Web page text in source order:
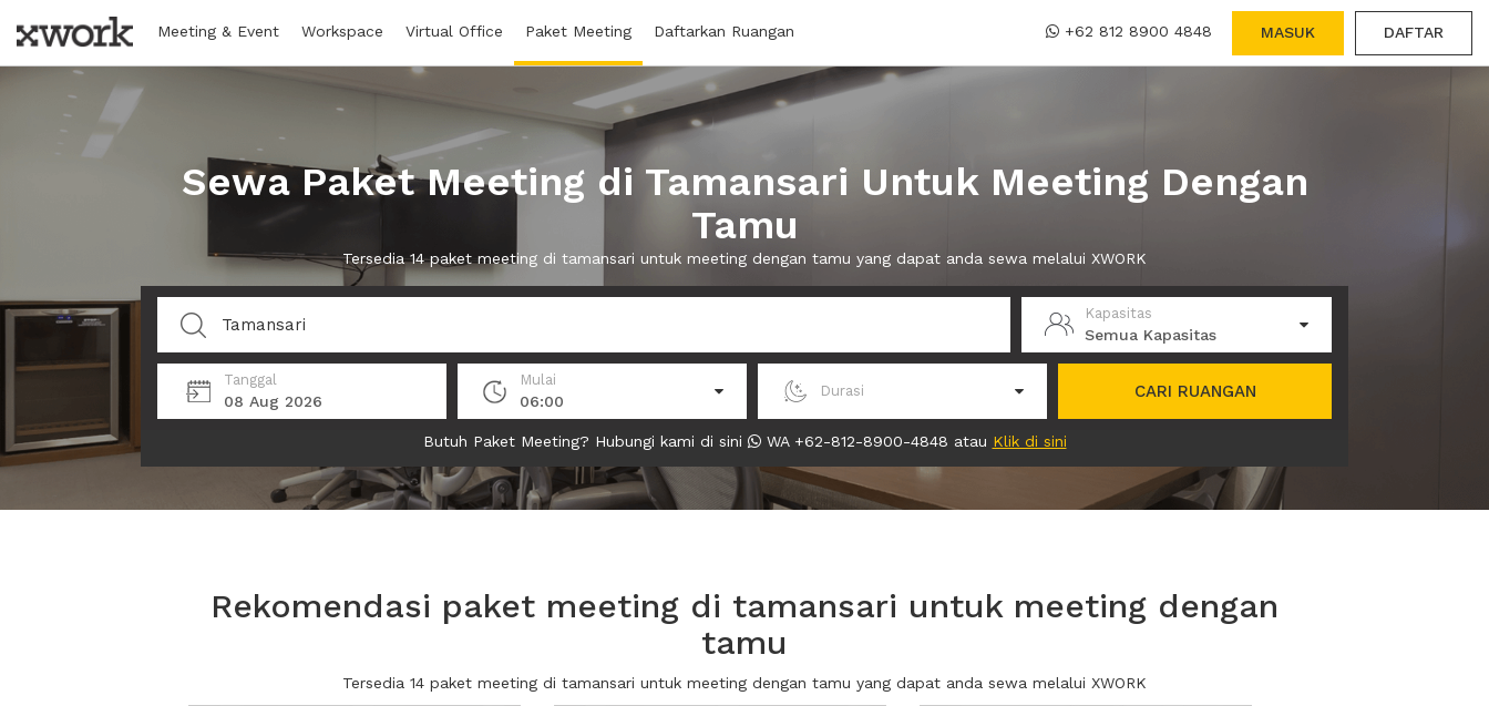
Meeting & Event Workspace Virtual Office Paket Meeting Daftarkan Ruangan +62 812 8900 4848 MASUK DAFTAR
Sewa Paket Meeting di Tamansari Untuk Meeting Dengan
Tamu
Tersedia 14 paket meeting di tamansari untuk meeting dengan tamu yang dapat anda sewa melalui XWORK
Kapasitas
Semua Kapasitas
Tanggal
08 Aug 2026
Mulai
06:00
Durasi CARI RUANGAN
Butuh Paket Meeting? Hubungi kami di sini WA +62-812-8900-4848 atau Klik di sini
Rekomendasi paket meeting di tamansari untuk meeting dengan
tamu
Tersedia 14 paket meeting di tamansari untuk meeting dengan tamu yang dapat anda sewa melalui XWORK